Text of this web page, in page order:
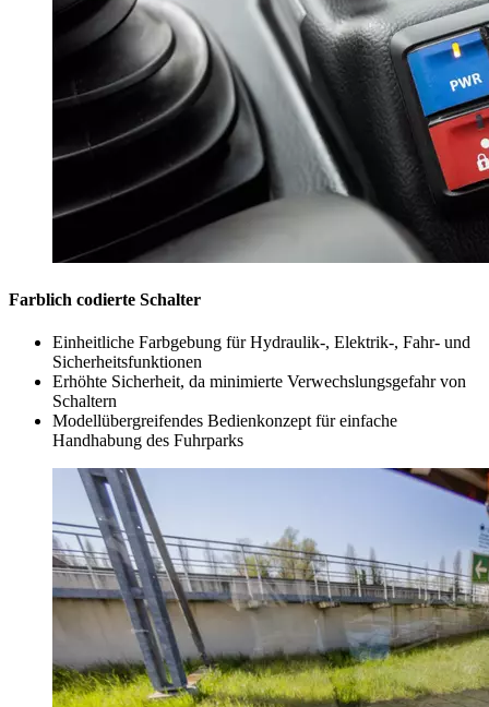
Farblich codierte Schalter
Einheitliche Farbgebung für Hydraulik-, Elektrik-, Fahr- und
Sicherheitsfunktionen
Erhöhte Sicherheit, da minimierte Verwechslungsgefahr von
Schaltern
Modellübergreifendes Bedienkonzept für einfache
Handhabung des Fuhrparks